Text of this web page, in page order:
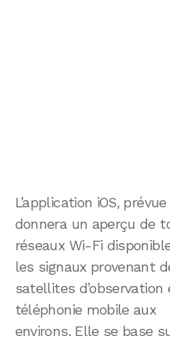
L’application iOS,
donnera un aperçu de
réseaux Wi-Fi
les signaux provenant
satellites
téléphonie mobile aux
environs. Elle se base